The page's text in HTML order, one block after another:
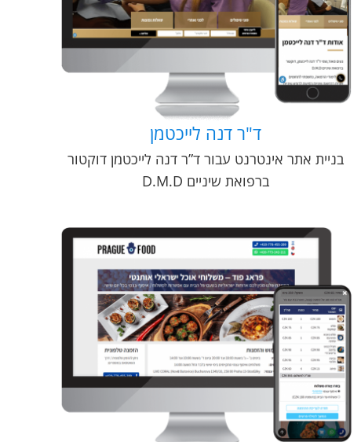
ד"ר דנה לייכטמן
בניית אתר אינטרנט עבור ד”ר דנה לייכטמן דוקטור
ברפואת שיניים D.M.D